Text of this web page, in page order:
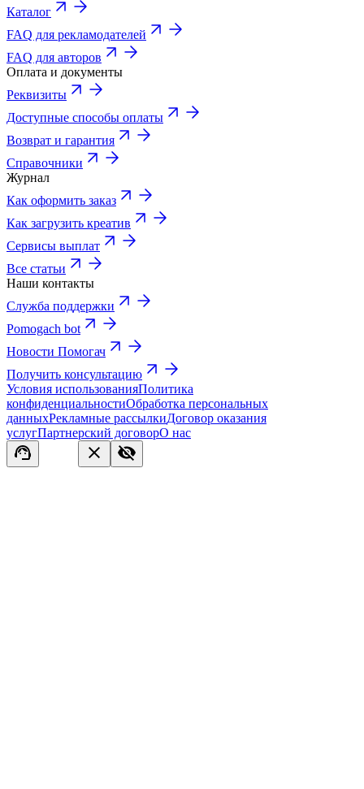
Каталог
FAQ для рекламодателей
FAQ для авторов
Оплата и документы
Реквизиты
Доступные способы оплаты
Возврат и гарантия
Справочники
Журнал
Как оформить заказ
Как загрузить креатив
Сервисы выплат
Все статьи
Наши контакты
Служба поддержки
Pomogach bot
Новости Помогач
Получить консультацию
Условия использованияПолитика
конфиденциальностиОбработка персональных
данныхРекламные рассылкиДоговор оказания
услугПартнерский договорО нас